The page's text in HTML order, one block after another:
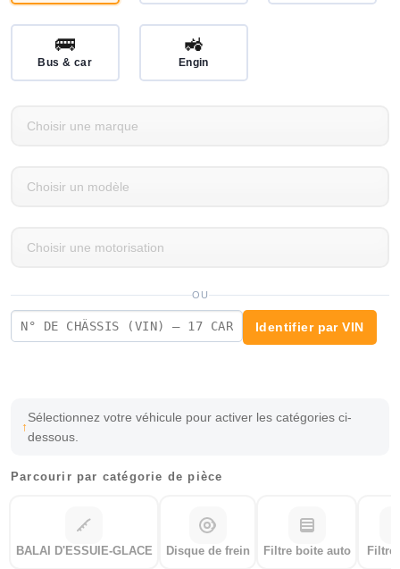
🚌
Bus & car
🚜
Engin
OU
Identifier par VIN
Sélectionnez votre véhicule pour activer les catégories ci-
dessous.
Parcourir par catégorie de pièce
BALAI D'ESSUIE-GLACE Disque de frein Filtre boite auto